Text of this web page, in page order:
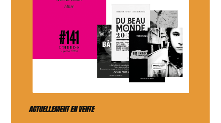
ACTUELLEMENT EN VENTE